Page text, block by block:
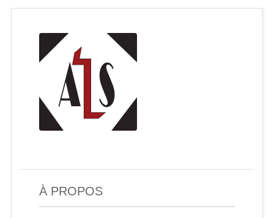
À PROPOS